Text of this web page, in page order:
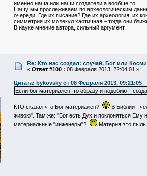
именно наша или наши создатели а вообще то.
Нашу мы прослеживаем по археологическим
очереди. Где их писание? Где их археология, их
симметрия их молекул хаотичная – тогда они
В науке мнение автора, сильный аргумент.
Re: Кто нас создал: случай, Бог или
« Ответ #100 : 08 Февраля 2013, 22:04:01 »
Цитата: bykovsky от 08 Февраля 2013, 09:21:05
Если бог материален, то образу и подобию –
КТО сказал,что Бог материален?
В Библии -
живою". Там же: "Бог есть Дух,и поклоняться
материальные "инженеры"?
Материя это пыль